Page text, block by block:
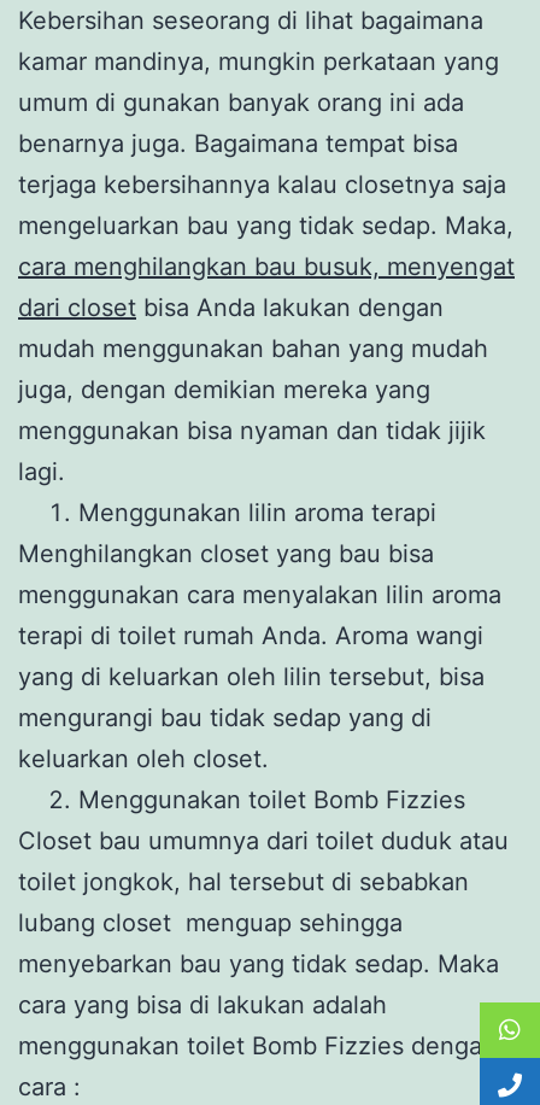
Kebersihan seseorang di lihat bagaimana
kamar mandinya, mungkin perkataan yang
umum di gunakan banyak orang ini ada
benarnya juga. Bagaimana tempat bisa
terjaga kebersihannya kalau closetnya saja
mengeluarkan bau yang tidak sedap. Maka,
cara menghilangkan bau busuk, menyengat
dari closet bisa Anda lakukan dengan
mudah menggunakan bahan yang mudah
juga, dengan demikian mereka yang
menggunakan bisa nyaman dan tidak jijik
lagi.
Menggunakan lilin aroma terapi
Menghilangkan closet yang bau bisa
menggunakan cara menyalakan lilin aroma
terapi di toilet rumah Anda. Aroma wangi
yang di keluarkan oleh lilin tersebut, bisa
mengurangi bau tidak sedap yang di
keluarkan oleh closet.
Menggunakan toilet Bomb Fizzies
Closet bau umumnya dari toilet duduk atau
toilet jongkok, hal tersebut di sebabkan
lubang closet menguap sehingga
menyebarkan bau yang tidak sedap. Maka
cara yang bisa di lakukan adalah
menggunakan toilet Bomb Fizzies dengan
cara :